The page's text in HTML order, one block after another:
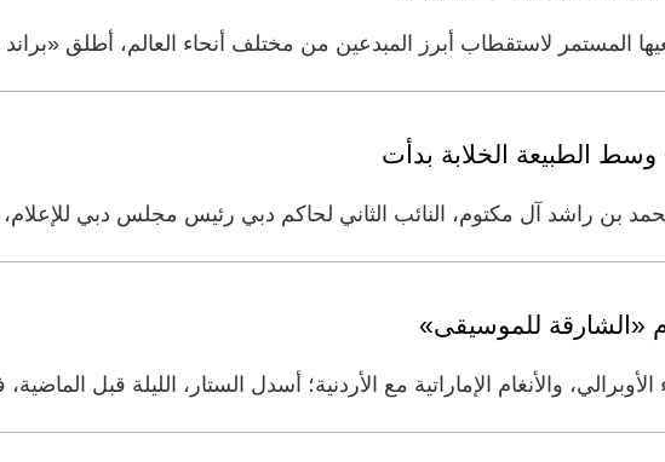
المستمر لاستقطاب أبرز المبدعين من مختلف أنحاء العالم، أطلق «براند
الطبيعة الخلابة بدأت
بن راشد آل مكتوم، النائب الثاني لحاكم دبي رئيس مجلس دبي
«الشارقة للموسيقى»
الأوبرالي، والأنغام الإماراتية مع الأردنية؛ أسدل الستار، الليلة قبل